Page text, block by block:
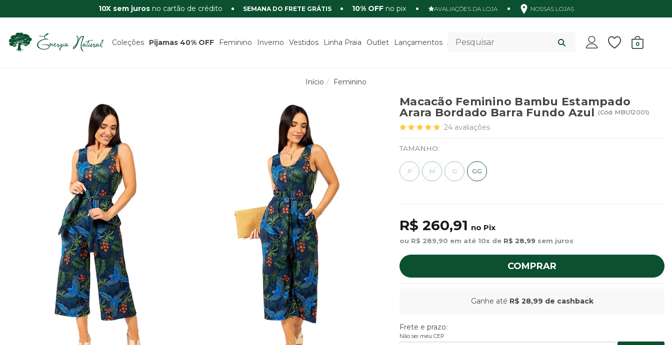
10X sem jurosno cartão de crédito SEMANA DO FRETE GRÁTIS 10% OFF no pix AVALIAÇÕES DA LOJA NOSSAS LOJAS
Coleções Pijamas 40% OFF Feminino Inverno Vestidos Linha Praia Outlet Lançamentos Acessórios 0
Início Feminino
Macacão Feminino Bambu Estampado
Arara Bordado Barra Fundo Azul (Cód. MBU12001)
24 avaliações
TAMANHO:
P M G GG
R$ 260,91 no Pix
ou R$ 289,90 em até 10x de R$ 28,99 sem juros
COMPRAR
Ganhe até R$ 28,99 de cashback
Frete e prazo:
Não sei meu CEP